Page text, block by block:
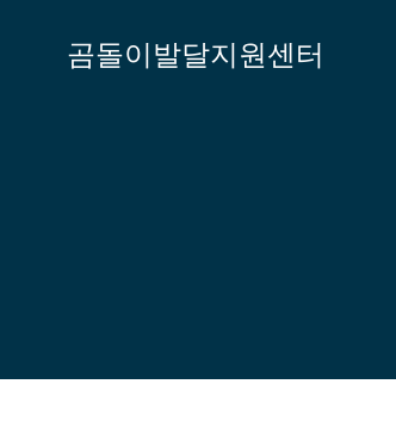
곰돌이발달지원센터